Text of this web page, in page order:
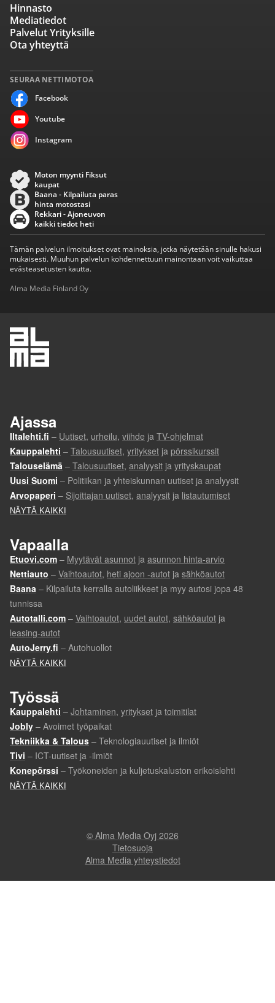
SEURAA NETTIMOTOA
Facebook
Youtube
Instagram
Hinnasto
Mediatiedot
Palvelut Yrityksille
Ota yhteyttä
Moton myynti Fiksut
kaupat
Baana - Kilpailuta paras
hinta motostasi
Rekkari - Ajoneuvon
kaikki tiedot heti
Tämän palvelun ilmoitukset ovat mainoksia, jotka näytetään sinulle hakusi
mukaisesti. Muuhun palvelun kohdennettuun mainontaan voit vaikuttaa
evästeasetusten kautta.
Alma Media Finland Oy